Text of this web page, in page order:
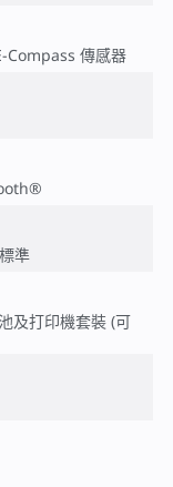
Compass 傳感器
準
及打印機套裝 (可